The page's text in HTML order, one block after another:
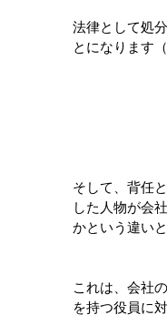
法律として処
とになります
そして、背任
した人物が会
かという違い
これは、会社
を持つ役員に